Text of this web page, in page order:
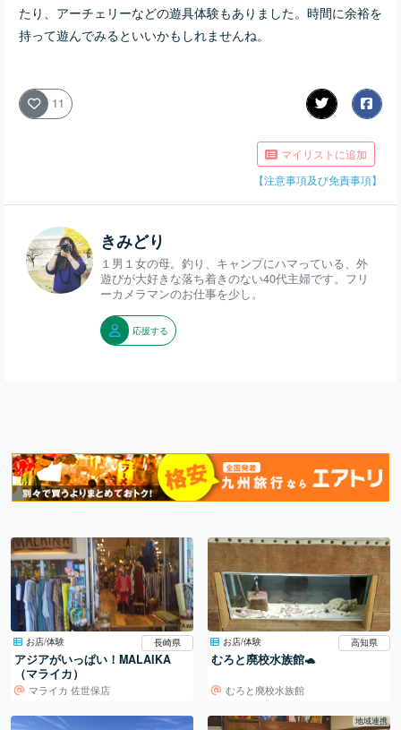
たり、アーチェリーなどの遊具体験もありました。時間に余裕を
持って遊んでみるといいかもしれませんね。
11
マイリストに追加
【注意事項及び免責事項】
きみどり
１男１女の母。釣り、キャンプにハマっている、外
遊びが大好きな落ち着きのない40代主婦です。フリ
ーカメラマンのお仕事を少し。
応援する
お店/体験 長崎県
アジアがいっぱい！MALAIKA
（マライカ）
マライカ 佐世保店
お店/体験 高知県
むろと廃校水族館🐢
むろと廃校水族館
地域連携